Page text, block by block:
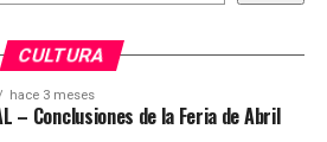
CULTURA
hace 3 meses
– Conclusiones de la Feria de Abril